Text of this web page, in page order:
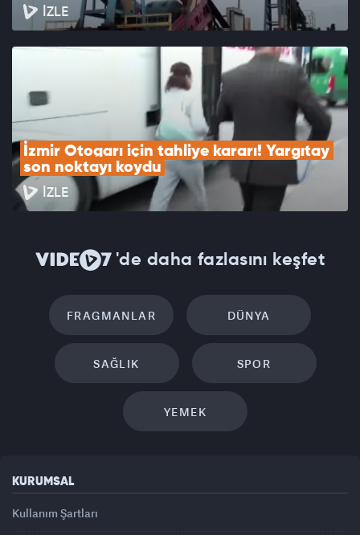
İZLE
İzmir Otogarı için tahliye kararı! Yargıtay
son noktayı koydu
İZLE
'de daha fazlasını keşfet
FRAGMANLAR DÜNYA
SAĞLIK SPOR
YEMEK
KURUMSAL
Kullanım Şartları